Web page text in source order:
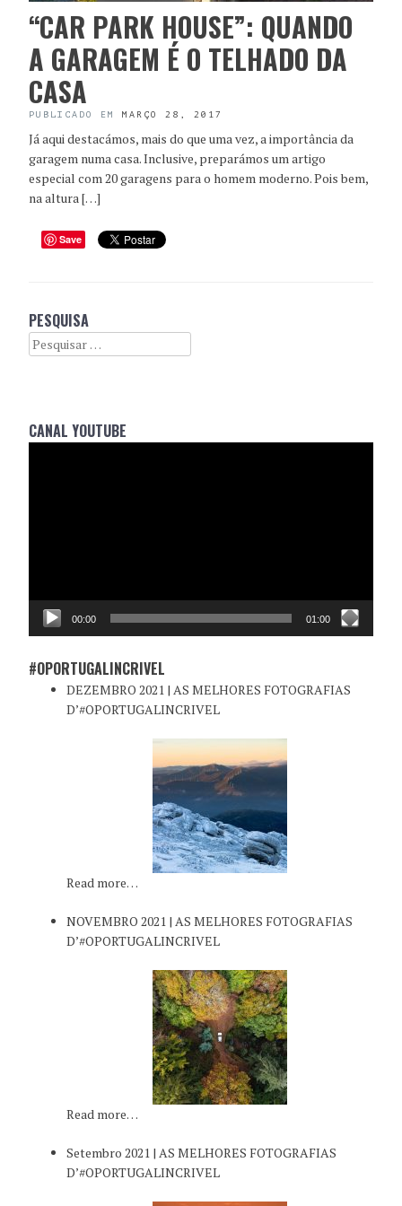
“CAR PARK HOUSE”: QUANDO
A GARAGEM É O TELHADO DA
CASA
PUBLICADO EM MARÇO 28, 2017
Já aqui destacámos, mais do que uma vez, a importância da
garagem numa casa. Inclusive, preparámos um artigo
especial com 20 garagens para o homem moderno. Pois bem,
na altura […]
Save
PESQUISA
Search
CANAL YOUTUBE
00:00 01:00
#OPORTUGALINCRIVEL
DEZEMBRO 2021 | AS MELHORES FOTOGRAFIAS
D’#OPORTUGALINCRIVEL
Read more…
NOVEMBRO 2021 | AS MELHORES FOTOGRAFIAS
D’#OPORTUGALINCRIVEL
Read more…
Setembro 2021 | AS MELHORES FOTOGRAFIAS
D’#OPORTUGALINCRIVEL